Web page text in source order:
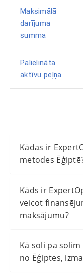
Maksimālā
darījuma
summa
Palielināta
aktīvu peļņa
Kādas ir
metodes
Kāds ir
veicot
maksājumu?
Kā soli pa
no Ēģiptes,